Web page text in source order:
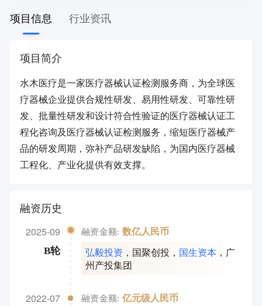
项目信息 行业资讯
项目简介
水木医疗是一家医疗器械认证检测服务商，为全球医
疗器械企业提供合规性研发、易用性研发、可靠性研
发、批量性研发和设计符合性验证的医疗器械认证工
程化咨询及医疗器械认证检测服务，缩短医疗器械产
品的研发周期，弥补产品研发缺陷，为国内医疗器械
工程化、产业化提供有效支撑。
融资历史
2025-09
B轮
融资金额: 数亿人民币
弘毅投资 ， 国聚创投 ， 国生资本 ， 广
州产投集团
2022-07 融资金额: 亿元级人民币